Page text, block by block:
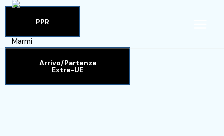
PPR
Arrivo/Partenza
Extra-UE